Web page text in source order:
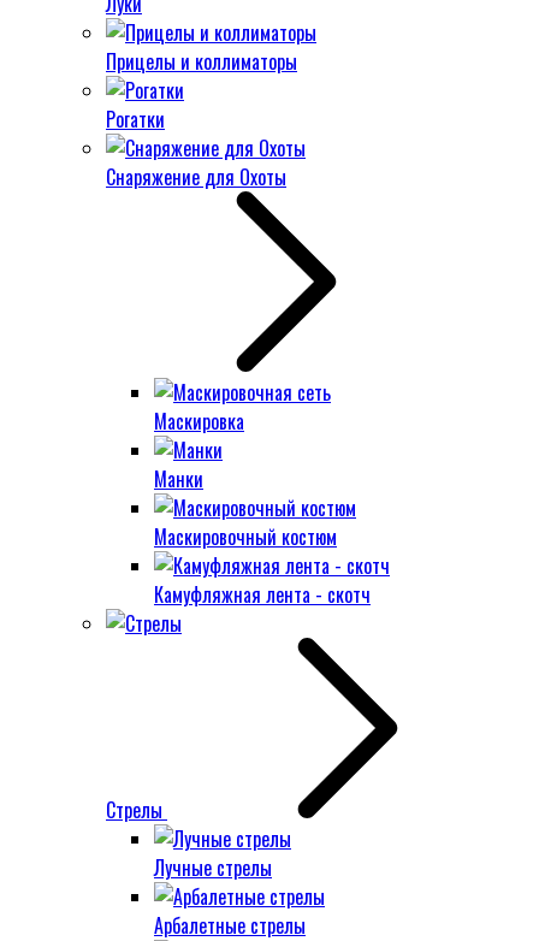
Прицелы и коллиматоры
Рогатки
Снаряжение для Охоты
Маскировка
Манки
Маскировочный костюм
Камуфляжная лента - скотч
Стрелы
Лучные стрелы
Арбалетные стрелы